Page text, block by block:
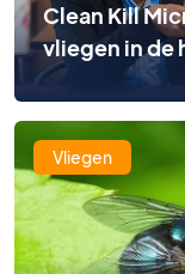
Clean Kill
vliegen in de
Vliegen